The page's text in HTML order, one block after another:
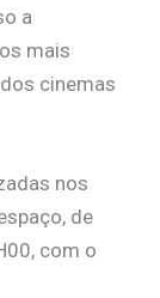
a
mais
cinemas
nos
de
com o